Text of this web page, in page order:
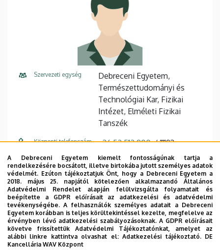
Szervezeti egység
Debreceni Egyetem,
Természettudományi és
Technológiai Kar, Fizikai
Intézet, Elméleti Fizikai
Tanszék
Központi telefonszám +36 52 512 900 11193
E-mail cím
kerteszne.zsuzsa@science.un
ideb.hu,
zsuzsi@phys.unideb.hu
Cím 4026 Debrecen, Bem tér 18.
Épület Fizikai Intézet II. épület
Emelet, ajtó
A Debreceni Egyetem kiemelt fontosságúnak tartja a
rendelkezésére bocsátott, illetve birtokába jutott személyes adatok
védelmét. Ezúton tájékoztatjuk Önt, hogy a Debreceni Egyetem a
2018. május 25. napjától kötelezően alkalmazandó Általános
Adatvédelmi Rendelet alapján felülvizsgálta folyamatait és
beépítette a GDPR előírásait az adatkezelési és adatvédelmi
tevékenységébe. A felhasználók személyes adatait a Debreceni
Egyetem korábban is teljes körültekintéssel kezelte, megfelelve az
érvényben lévő adatkezelési szabályozásoknak. A GDPR előírásait
követve frissítettük Adatvédelmi Tájékoztatónkat, amelyet az
alábbi linkre kattintva olvashat el:Adatkezelési tájékoztató. DE
Kancellária WAV Központ